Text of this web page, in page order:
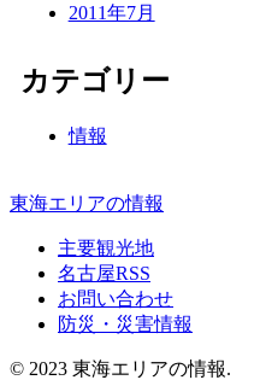
2011年7月
カテゴリー
情報
東海エリアの情報
主要観光地
名古屋RSS
お問い合わせ
防災・災害情報
© 2023 東海エリアの情報.